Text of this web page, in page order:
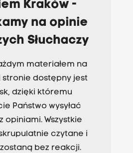
Kraków -
na opinie
Słuchaczy
materiałem na
stronie dostępny jest
dzięki któremu
Państwo wysyłać
opiniami. Wszystkie
czytane i
bez reakcji.